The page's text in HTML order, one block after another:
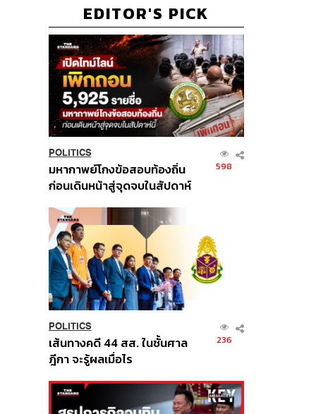
EDITOR'S PICK
POLITICS
มหากาพย์โกงข้อสอบท้องถิ่น
ก่อนเดินหน้าสู่จุดจบในสัปดาห์
598
POLITICS
เส้นทางคดี 44 สส. ในชั้นศาล
ฎีกา จะรู้ผลเมื่อไร
236